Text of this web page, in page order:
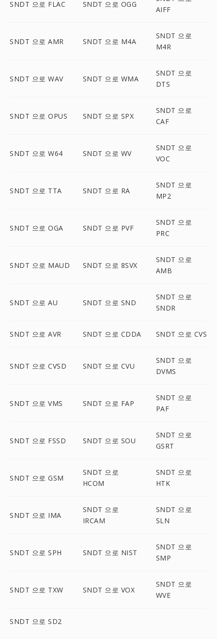
SNDT 으로 FLAC SNDT 으로 OGG
AIFF
SNDT 으로 AMR SNDT 으로 M4A
SNDT 으로
M4R
SNDT 으로 WAV SNDT 으로 WMA
SNDT 으로
DTS
SNDT 으로 OPUS SNDT 으로 SPX
SNDT 으로
CAF
SNDT 으로 W64 SNDT 으로 WV
SNDT 으로
VOC
SNDT 으로 TTA SNDT 으로 RA
SNDT 으로
MP2
SNDT 으로 OGA SNDT 으로 PVF
SNDT 으로
PRC
SNDT 으로 MAUD SNDT 으로 8SVX
SNDT 으로
AMB
SNDT 으로 AU SNDT 으로 SND
SNDT 으로
SNDR
SNDT 으로 AVR SNDT 으로 CDDA SNDT 으로 CVS
SNDT 으로 CVSD SNDT 으로 CVU
SNDT 으로
DVMS
SNDT 으로 VMS SNDT 으로 FAP
SNDT 으로
PAF
SNDT 으로 FSSD SNDT 으로 SOU
SNDT 으로
GSRT
SNDT 으로 GSM
SNDT 으로
HCOM
SNDT 으로
HTK
SNDT 으로 IMA
SNDT 으로
IRCAM
SNDT 으로
SLN
SNDT 으로 SPH SNDT 으로 NIST
SNDT 으로
SMP
SNDT 으로 TXW SNDT 으로 VOX
SNDT 으로
WVE
SNDT 으로 SD2